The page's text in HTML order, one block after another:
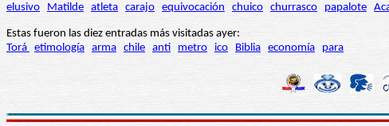
elusivo
Matilde atleta carajo equivocación chuico churrasco papalote
Estas fueron las diez entradas más visitadas ayer:
Torá etimología arma chile anti metro ico Biblia economía para